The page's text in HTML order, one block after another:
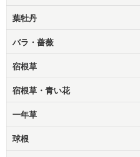
葉牡丹
バラ・薔薇
宿根草
宿根草・青い花
一年草
球根